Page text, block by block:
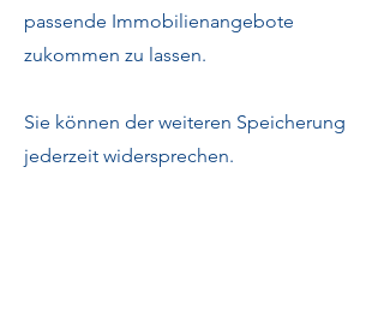
passende Immobilienangebote
zukommen zu lassen.
Sie können der weiteren Speicherung
jederzeit widersprechen.